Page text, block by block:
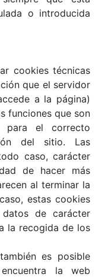
o introducida
cookies técnicas
que el servidor
a la página)
funciones que son
para el correcto
del sitio. Las
caso, carácter
de hacer más
al terminar la
estas cookies
de carácter
la recogida de los
es posible
la web